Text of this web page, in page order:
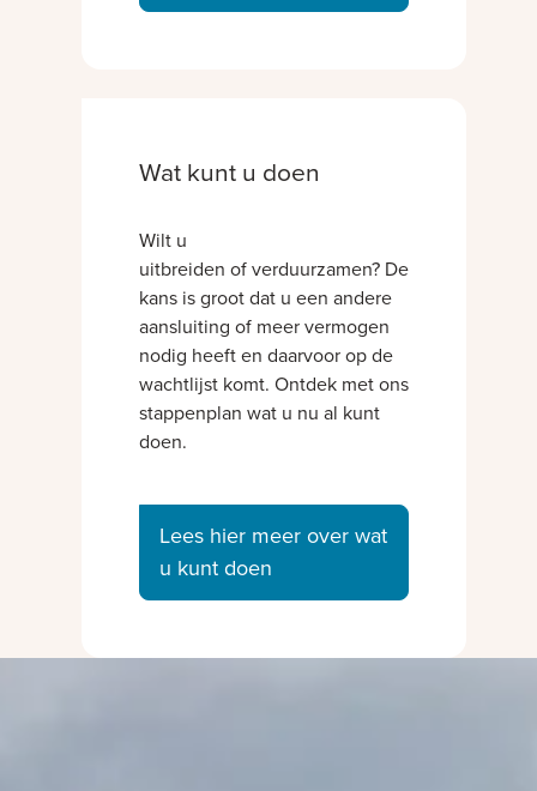
Wat kunt u doen
Wilt u
uitbreiden of verduurzamen? De
kans is groot dat u een andere
aansluiting of meer vermogen
nodig heeft en daarvoor op de
wachtlijst komt. Ontdek met ons
stappenplan wat u nu al kunt
doen.
Lees hier meer over wat
u kunt doen